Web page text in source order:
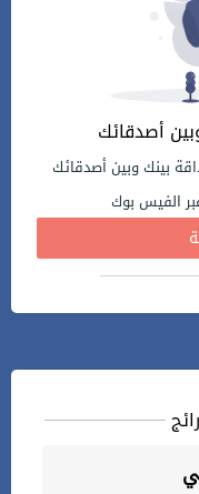
أصدقائك
بينك وبين أصدقائك
الفيس بوك